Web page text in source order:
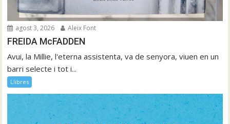
agost 3, 2026 Aleix Font
FREIDA McFADDEN
Avui, la Millie, l'eterna assistenta, va de senyora, viuen en un
barri selecte i tot i...
Llibres